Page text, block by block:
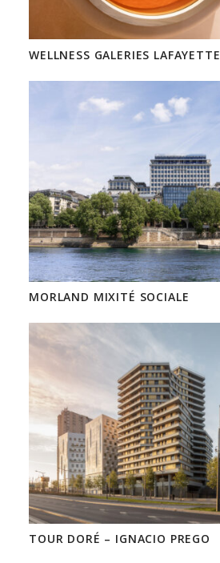
WELLNESS GALERIES LAFAYETTE
MORLAND MIXITÉ SOCIALE
TOUR DORÉ – IGNACIO PREGO